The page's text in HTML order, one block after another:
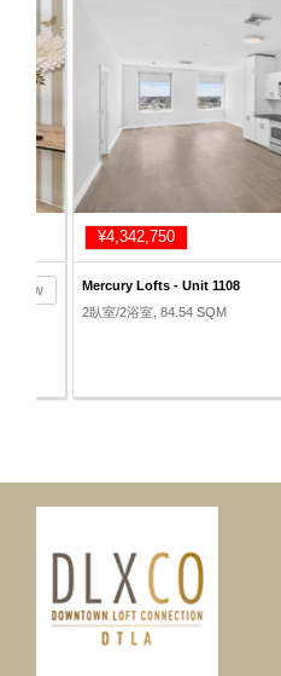
Now
¥4,342,750
Mercury Lofts - Unit 1108
2臥室/2浴室, 84.54 SQM